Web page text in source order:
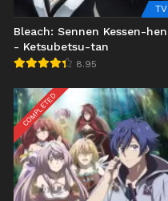
TV
Bleach: Sennen Kessen-hen
- Ketsubetsu-tan
8.95
COMPLETED